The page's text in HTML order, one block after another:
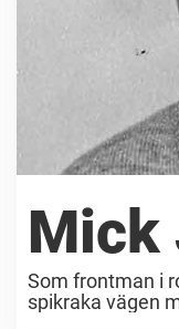
Mick
Som frontman i
spikraka vägen